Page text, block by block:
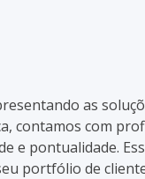
as
contamos com
e pontualidade.
portfólio de